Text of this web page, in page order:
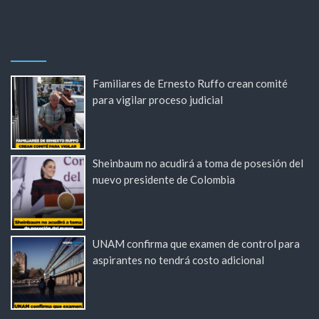
Familiares de Ernesto Ruffo crean comité
para vigilar proceso judicial
Sheinbaum no acudirá a toma de posesión del
nuevo presidente de Colombia
UNAM confirma que examen de control para
aspirantes no tendrá costo adicional